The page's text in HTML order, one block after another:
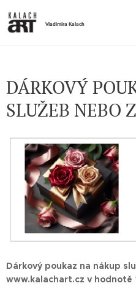
Vladimíra Kalach
DÁRKOVÝ
SLUŽEB NEBO
Dárkový poukaz na nákup
www.kalachart.cz v hodnotě